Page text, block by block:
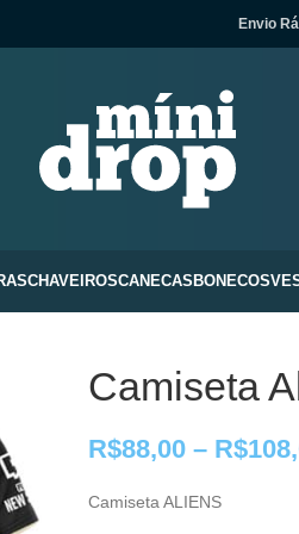
Envio
CHAVEIROSCANECAS BONECOS
Camiseta
R$88,00 – R$
Camiseta ALIENS